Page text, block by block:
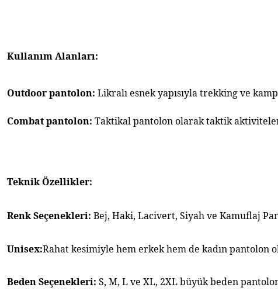
Kullanım Alanları:
Outdoor pantolon: Likralı esnek yapısıyla trekking ve
Combat pantolon: Taktikal pantolon olarak taktik
Teknik Özellikler:
Renk Seçenekleri: Bej, Haki, Lacivert, Siyah ve Kamuflaj
Unisex:Rahat kesimiyle hem erkek hem de kadın pantolon
Beden Seçenekleri: S, M, L ve XL, 2XL büyük beden